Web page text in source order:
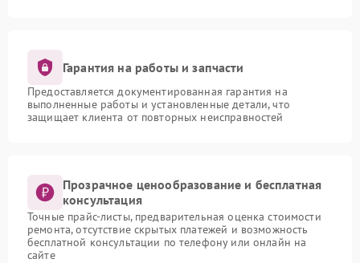
Гарантия на работы и запчасти
Предоставляется документированная гарантия на
выполненные работы и установленные детали, что
защищает клиента от повторных неисправностей
Прозрачное ценообразование и бесплатная
консультация
Точные прайс-листы, предварительная оценка стоимости
ремонта, отсутствие скрытых платежей и возможность
бесплатной консультации по телефону или онлайн на
сайте